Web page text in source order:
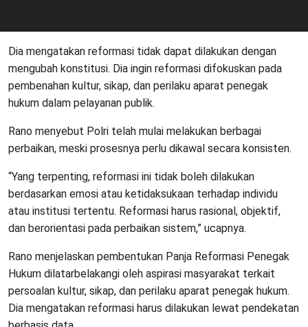
Dia mengatakan reformasi tidak dapat dilakukan dengan
mengubah konstitusi. Dia ingin reformasi difokuskan pada
pembenahan kultur, sikap, dan perilaku aparat penegak
hukum dalam pelayanan publik.
Rano menyebut Polri telah mulai melakukan berbagai
perbaikan, meski prosesnya perlu dikawal secara konsisten.
“Yang terpenting, reformasi ini tidak boleh dilakukan
berdasarkan emosi atau ketidaksukaan terhadap individu
atau institusi tertentu. Reformasi harus rasional, objektif,
dan berorientasi pada perbaikan sistem,” ucapnya.
Rano menjelaskan pembentukan Panja Reformasi Penegak
Hukum dilatarbelakangi oleh aspirasi masyarakat terkait
persoalan kultur, sikap, dan perilaku aparat penegak hukum.
Dia mengatakan reformasi harus dilakukan lewat pendekatan